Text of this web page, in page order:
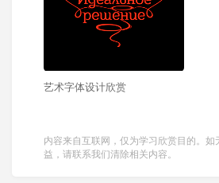
艺术字体设计欣赏
内容来自互联网，仅为学习欣赏目的。如
益，请联系我们清除相关内容。